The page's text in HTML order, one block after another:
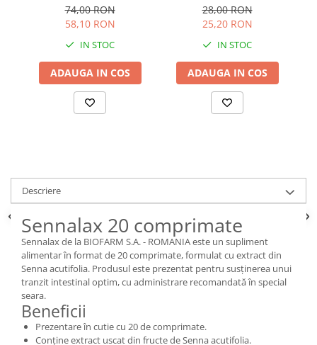
74,00 RON
58,10 RON
IN STOC
ADAUGA IN COS
28,00 RON
25,20 RON
IN STOC
ADAUGA IN COS
Descriere
Sennalax 20 comprimate
Sennalax de la BIOFARM S.A. - ROMANIA este un supliment
alimentar în format de 20 comprimate, formulat cu extract din
Senna acutifolia. Produsul este prezentat pentru susținerea unui
tranzit intestinal optim, cu administrare recomandată în special
seara.
Beneficii
Prezentare în cutie cu 20 de comprimate.
Conține extract uscat din fructe de Senna acutifolia.